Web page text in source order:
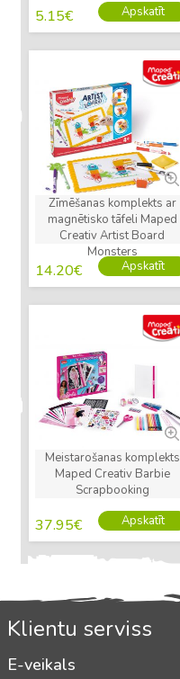
5.15€ Apskatīt
Zīmēšanas komplekts ar
magnētisko tāfeli Maped
Creativ Artist Board
Monsters
14.20€ Apskatīt
Meistarošanas komplekts
Maped Creativ Barbie
Scrapbooking
37.95€ Apskatīt
Klientu serviss
E-veikals